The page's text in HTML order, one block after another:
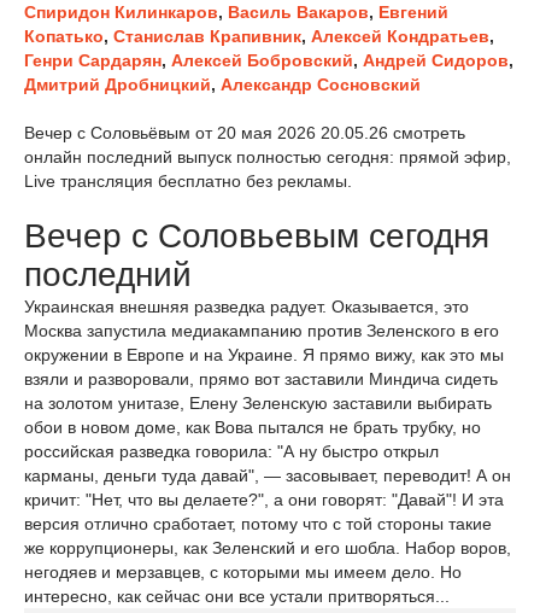
Спиридон Килинкаров, Василь Вакаров, Евгений
Копатько, Станислав Крапивник, Алексей Кондратьев,
Генри Сардарян, Алексей Бобровский, Андрей Сидоров,
Дмитрий Дробницкий, Александр Сосновский
Вечер с Соловьёвым от 20 мая 2026 20.05.26 смотреть
онлайн последний выпуск полностью сегодня: прямой эфир,
Live трансляция бесплатно без рекламы.
Вечер с Соловьевым сегодня
последний
Украинская внешняя разведка радует. Оказывается, это
Москва запустила медиакампанию против Зеленского в его
окружении в Европе и на Украине. Я прямо вижу, как это мы
взяли и разворовали, прямо вот заставили Миндича сидеть
на золотом унитазе, Елену Зеленскую заставили выбирать
обои в новом доме, как Вова пытался не брать трубку, но
российская разведка говорила: "А ну быстро открыл
карманы, деньги туда давай", — засовывает, переводит! А он
кричит: "Нет, что вы делаете?", а они говорят: "Давай"! И эта
версия отлично сработает, потому что с той стороны такие
же коррупционеры, как Зеленский и его шобла. Набор воров,
негодяев и мерзавцев, с которыми мы имеем дело. Но
интересно, как сейчас они все устали притворяться...